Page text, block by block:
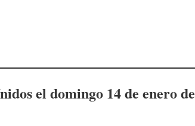
el domingo 14 de enero de